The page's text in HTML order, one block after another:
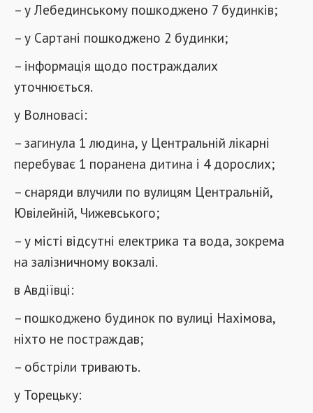
– у Лебединському пошкоджено 7 будинків;
– у Сартані пошкоджено 2 будинки;
– інформація щодо постраждалих
уточнюється.
у Волновасі:
– загинула 1 людина, у Центральній лікарні
перебуває 1 поранена дитина і 4 дорослих;
– снаряди влучили по вулицям Центральній,
Ювілейній, Чижевського;
– у місті відсутні електрика та вода, зокрема
на залізничному вокзалі.
в Авдіївці:
– пошкоджено будинок по вулиці Нахімова,
ніхто не постраждав;
– обстріли тривають.
у Торецьку: